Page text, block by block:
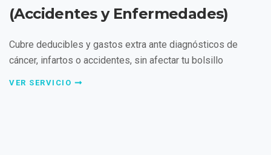
(Accidentes y Enfermedades)
Cubre deducibles y gastos extra ante diagnósticos de
cáncer, infartos o accidentes, sin afectar tu bolsillo
VER SERVICIO